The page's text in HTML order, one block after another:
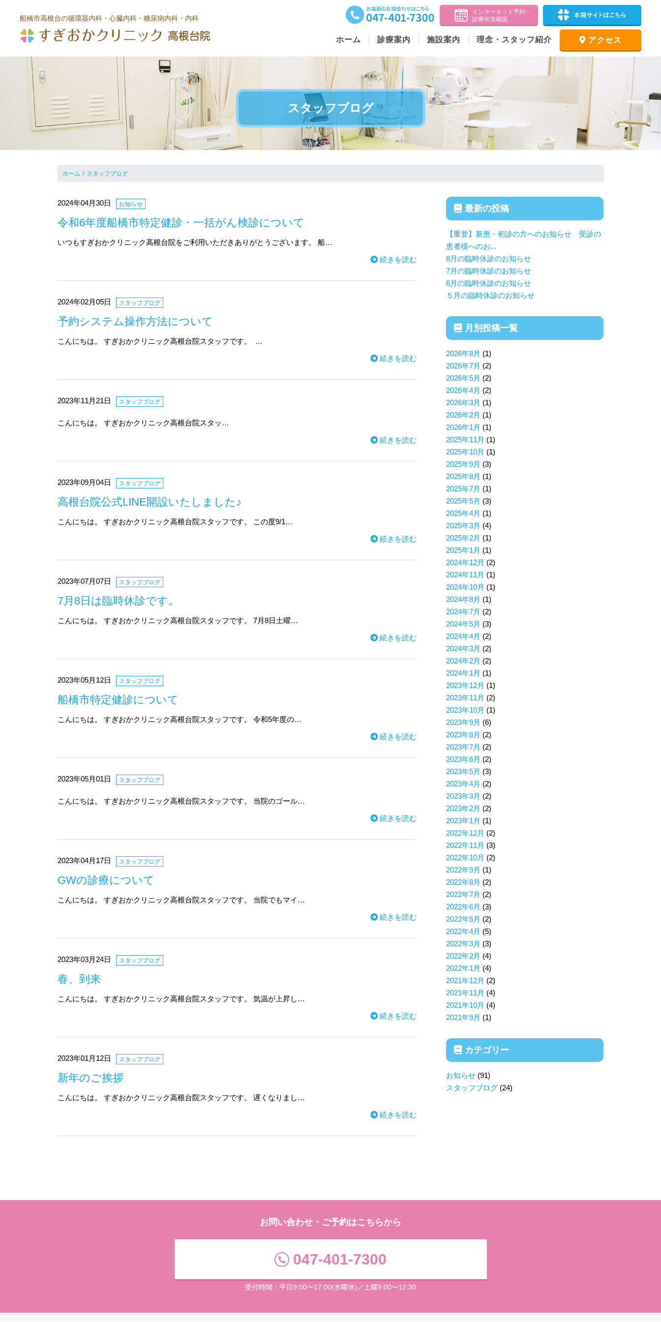
船橋市高根台の循環器内科・心臓内科 ・糖尿病内科・内科
ホーム 診療案内 施設案内 理念・スタッフ紹介 アクセス
スタッフブログ
ホーム スタッフブログ
2024年04月30日 お知らせ
令和6年度船橋市特定健診・一括がん検診について
いつもすぎおかクリニック高根台院をご利用いただきありがとうございます。 船…
続きを読む
2024年02月05日 スタッフブログ
予約システム操作方法について
こんにちは。 すぎおかクリニック高根台院スタッフです。 …
続きを読む
2023年11月21日 スタッフブログ
こんにちは。 すぎおかクリニック高根台院スタッ…
続きを読む
2023年09月04日 スタッフブログ
高根台院公式LINE開設いたしました♪
こんにちは。 すぎおかクリニック高根台院スタッフです。 この度9/1…
続きを読む
2023年07月07日 スタッフブログ
7月8日は臨時休診です。
こんにちは。 すぎおかクリニック高根台院スタッフです。 7月8日土曜…
続きを読む
2023年05月12日 スタッフブログ
船橋市特定健診について
こんにちは。 すぎおかクリニック高根台院スタッフです。 令和5年度の…
続きを読む
2023年05月01日 スタッフブログ
こんにちは。 すぎおかクリニック高根台院スタッフです。 当院のゴール…
続きを読む
2023年04月17日 スタッフブログ
GWの診療について
こんにちは。 すぎおかクリニック高根台院スタッフです。 当院でもマイ…
続きを読む
2023年03月24日 スタッフブログ
春、到来
こんにちは。 すぎおかクリニック高根台院スタッフです。 気温が上昇し…
続きを読む
2023年01月12日 スタッフブログ
新年のご挨拶
こんにちは。 すぎおかクリニック高根台院スタッフです。 遅くなりまし…
続きを読む
最新の投稿
【重要】新患・初診の方へのお知らせ 受診の
患者様へのお...
8月の臨時休診のお知らせ
7月の臨時休診のお知らせ
6月の臨時休診のお知らせ
５月の臨時休診のお知らせ
月別投稿一覧
2026年8月 (1)
2026年7月 (2)
2026年5月 (2)
2026年4月 (2)
2026年3月 (1)
2026年2月 (1)
2026年1月 (1)
2025年11月 (1)
2025年10月 (1)
2025年9月 (3)
2025年8月 (1)
2025年7月 (1)
2025年5月 (3)
2025年4月 (1)
2025年3月 (4)
2025年2月 (1)
2025年1月 (1)
2024年12月 (2)
2024年11月 (1)
2024年10月 (1)
2024年8月 (1)
2024年7月 (2)
2024年5月 (3)
2024年4月 (2)
2024年3月 (2)
2024年2月 (2)
2024年1月 (1)
2023年12月 (1)
2023年11月 (2)
2023年10月 (1)
2023年9月 (6)
2023年8月 (2)
2023年7月 (2)
2023年6月 (2)
2023年5月 (3)
2023年4月 (2)
2023年3月 (2)
2023年2月 (2)
2023年1月 (1)
2022年12月 (2)
2022年11月 (3)
2022年10月 (2)
2022年9月 (1)
2022年8月 (2)
2022年7月 (2)
2022年6月 (3)
2022年5月 (2)
2022年4月 (5)
2022年3月 (3)
2022年2月 (4)
2022年1月 (4)
2021年12月 (2)
2021年11月 (4)
2021年10月 (4)
2021年9月 (1)
カテゴリー
お知らせ (91)
スタッフブログ(24)
お問い合わせ・ご予約はこちらから
047-401-7300
受付時間：平日9:00〜17:00(水曜休)／土曜9:00〜12:30